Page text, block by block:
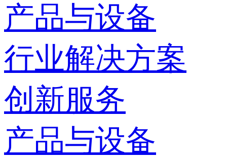
产品与设备
行业解决方案
创新服务
产品与设备